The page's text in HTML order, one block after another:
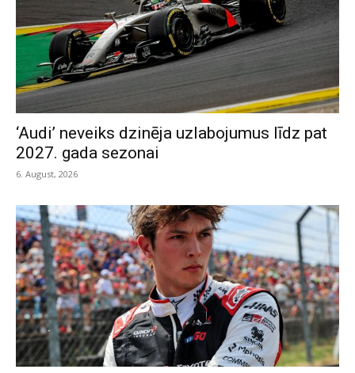
‘Audi’ neveiks dzinēja uzlabojumus līdz pat
2027. gada sezonai
6. August, 2026